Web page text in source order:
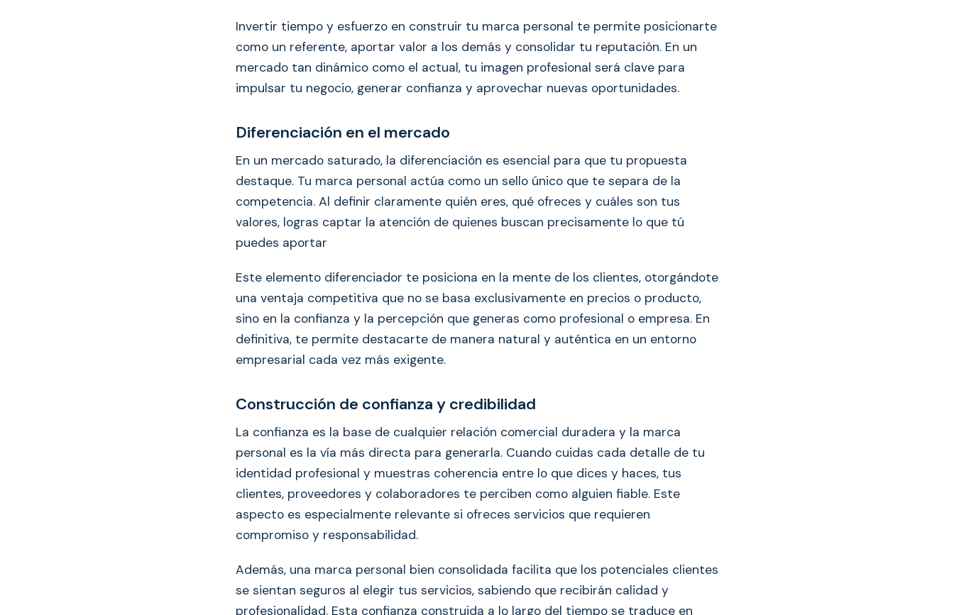
Invertir tiempo y esfuerzo en construir tu marca personal te permite posicionarte
como un referente, aportar valor a los demás y consolidar tu reputación. En un
mercado tan dinámico como el actual, tu imagen profesional será clave para
impulsar tu negocio, generar confianza y aprovechar nuevas oportunidades.
Diferenciación en el mercado
En un mercado saturado, la diferenciación es esencial para que tu propuesta
destaque. Tu marca personal actúa como un sello único que te separa de la
competencia. Al definir claramente quién eres, qué ofreces y cuáles son tus
valores, logras captar la atención de quienes buscan precisamente lo que tú
puedes aportar
Este elemento diferenciador te posiciona en la mente de los clientes, otorgándote
una ventaja competitiva que no se basa exclusivamente en precios o producto,
sino en la confianza y la percepción que generas como profesional o empresa. En
definitiva, te permite destacarte de manera natural y auténtica en un entorno
empresarial cada vez más exigente.
Construcción de confianza y credibilidad
La confianza es la base de cualquier relación comercial duradera y la marca
personal es la vía más directa para generarla. Cuando cuidas cada detalle de tu
identidad profesional y muestras coherencia entre lo que dices y haces, tus
clientes, proveedores y colaboradores te perciben como alguien fiable. Este
aspecto es especialmente relevante si ofreces servicios que requieren
compromiso y responsabilidad.
Además, una marca personal bien consolidada facilita que los potenciales clientes
se sientan seguros al elegir tus servicios, sabiendo que recibirán calidad y
profesionalidad. Esta confianza construida a lo largo del tiempo se traduce en